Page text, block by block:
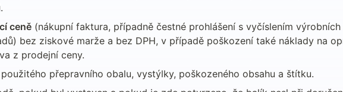
ceně (nákupní faktura, případně čestné prohlášení s vyčíslením výrobních
bez ziskové marže a bez DPH, v případě poškození také náklady na
z prodejní ceny.
přepravního obalu, vystýlky, poškozeného obsahu a štítku.